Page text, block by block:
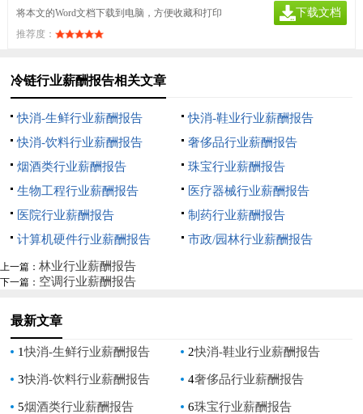
将本文的Word文档下载到电脑，方便收藏和打印
推荐度：
下载文档
冷链行业薪酬报告相关文章
快消-生鲜行业薪酬报告
快消-鞋业行业薪酬报告
快消-饮料行业薪酬报告
奢侈品行业薪酬报告
烟酒类行业薪酬报告
珠宝行业薪酬报告
生物工程行业薪酬报告
医疗器械行业薪酬报告
医院行业薪酬报告
制药行业薪酬报告
计算机硬件行业薪酬报告
市政/园林行业薪酬报告
上一篇： 林业行业薪酬报告
下一篇： 空调行业薪酬报告
最新文章
1快消-生鲜行业薪酬报告 2快消-鞋业行业薪酬报告
3快消-饮料行业薪酬报告 4奢侈品行业薪酬报告
5烟酒类行业薪酬报告 6珠宝行业薪酬报告